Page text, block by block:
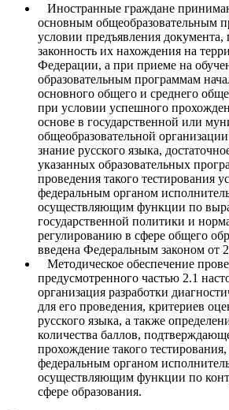
Иностранные граждане
основным общеобразовательным
условии предъявления
законность их нахождения на
Федерации, а при приеме на
образовательным программам
основного общего и среднего
при условии успешного
основе в государственной или
общеобразовательной
знание русского языка,
указанных образовательных
проведения такого тестирования
федеральным органом
осуществляющим функции по
государственной политики и
регулированию в сфере общего
введена Федеральным законом от
Методическое обеспечение
предусмотренного частью 2.1
организация разработки
для его проведения, критериев
русского языка, а также
количества баллов,
прохождение такого
федеральным органом
осуществляющим функции по
сфере образования.